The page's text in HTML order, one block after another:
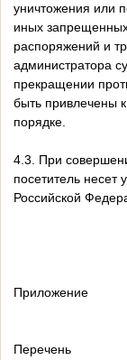
уничтожения или
иных
распоряжений и
администратора
прекращении
быть привлечены
порядке.
4.3. При
посетитель несет
Российской
Приложение
Перечень